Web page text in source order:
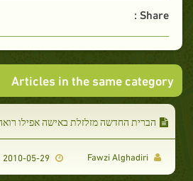
Share :
Articles in the same category
הברית החדשה מזלזלת באישה אפילו
2010-05-29